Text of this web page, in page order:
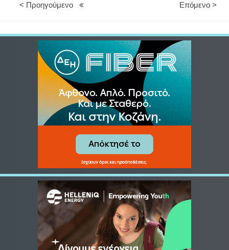
< Προηγούμενο Επόμενο >